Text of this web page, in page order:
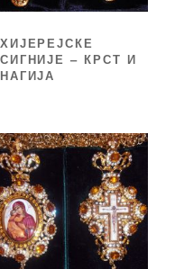
– КРСТ И